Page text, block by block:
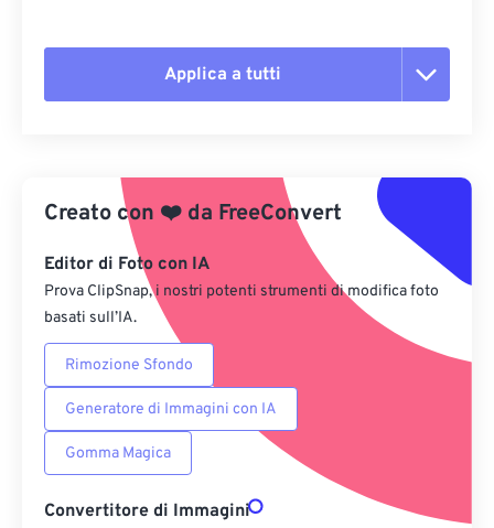
Applica a tutti
Applica da preimpostazione
Salva come predefinito
Creato con ❤️ da FreeConvert
Editor di Foto con IA
Prova ClipSnap, i nostri potenti strumenti di modifica foto
basati sull’IA.
Rimozione Sfondo
Generatore di Immagini con IA
Gomma Magica
Convertitore di Immagini